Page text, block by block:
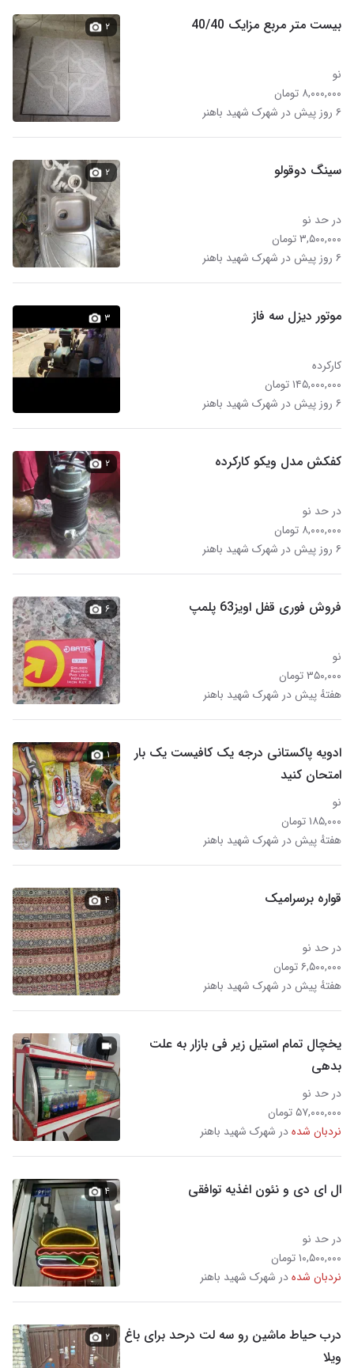
بیست متر مربع مزایک 40/40
نو
۸,۰۰۰,۰۰۰ تومان
۶ روز پیش در شهرک شهید باهنر
۲
سینگ دوقولو
در حد نو
۳,۵۰۰,۰۰۰ تومان
۶ روز پیش در شهرک شهید باهنر
۲
موتور دیزل سه فاز
کارکرده
۱۴۵,۰۰۰,۰۰۰ تومان
۶ روز پیش در شهرک شهید باهنر
۳
کفکش مدل ویکو کارکرده
در حد نو
۸,۰۰۰,۰۰۰ تومان
۶ روز پیش در شهرک شهید باهنر
۲
فروش فوری قفل اویز63 پلمپ
نو
۳۵۰,۰۰۰ تومان
هفتهٔ پیش در شهرک شهید باهنر
۶
ادویه پاکستانی درجه یک کافیست یک بار
امتحان کنید
نو
۱۸۵,۰۰۰ تومان
هفتهٔ پیش در شهرک شهید باهنر
۱
قواره برسرامیک
در حد نو
۶,۵۰۰,۰۰۰ تومان
هفتهٔ پیش در شهرک شهید باهنر
۴
یخچال تمام استیل زیر فی بازار به علت
بدهی
در حد نو
۵۷,۰۰۰,۰۰۰ تومان
نردبان شدهدر شهرک شهید باهنر
ال ای دی و نئون اغذیه توافقی
در حد نو
۱۰,۵۰۰,۰۰۰ تومان
نردبان شدهدر شهرک شهید باهنر
۴
درب حیاط ماشین رو سه لت درحد برای باغ
ویلا
۲